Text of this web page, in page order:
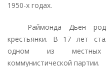
1950-х годах.
Раймонда Дьен
крестьянки. В 17 лет
одном из местных
коммунистической партии.